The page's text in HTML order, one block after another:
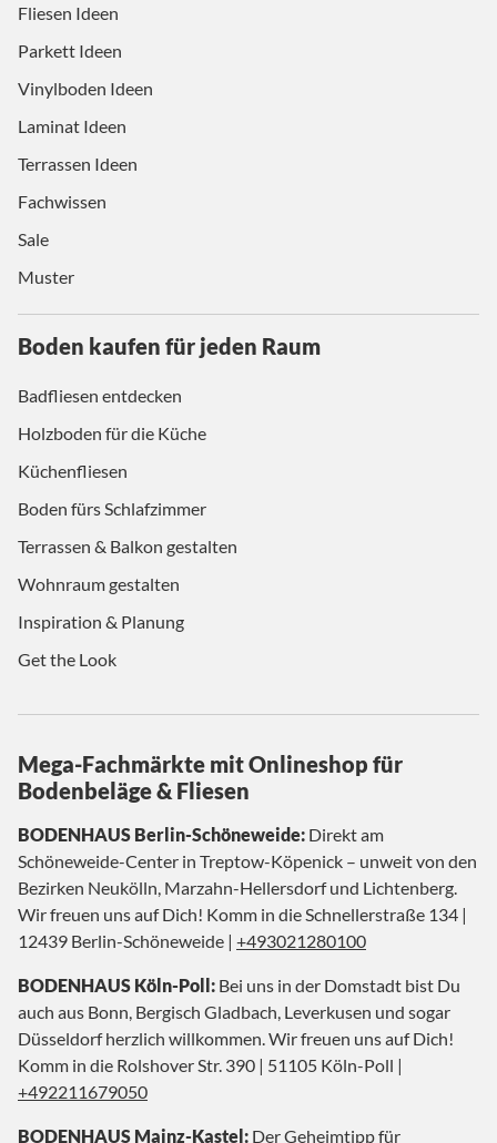
Fliesen Ideen
Parkett Ideen
Vinylboden Ideen
Laminat Ideen
Terrassen Ideen
Fachwissen
Sale
Muster
Boden kaufen für jeden Raum
Badfliesen entdecken
Holzboden für die Küche
Küchenfliesen
Boden fürs Schlafzimmer
Terrassen & Balkon gestalten
Wohnraum gestalten
Inspiration & Planung
Get the Look
Mega-Fachmärkte mit Onlineshop für
Bodenbeläge & Fliesen
BODENHAUS Berlin-Schöneweide: Direkt am
Schöneweide-Center in Treptow-Köpenick – unweit von den
Bezirken Neukölln, Marzahn-Hellersdorf und Lichtenberg.
Wir freuen uns auf Dich! Komm in die Schnellerstraße 134 |
12439 Berlin-Schöneweide | +493021280100
BODENHAUS Köln-Poll: Bei uns in der Domstadt bist Du
auch aus Bonn, Bergisch Gladbach, Leverkusen und sogar
Düsseldorf herzlich willkommen. Wir freuen uns auf Dich!
Komm in die Rolshover Str. 390 | 51105 Köln-Poll |
+492211679050
BODENHAUS Mainz-Kastel: Der Geheimtipp für